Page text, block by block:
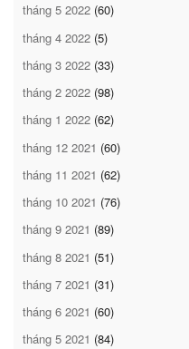
tháng 5 2022 (60)
tháng 4 2022 (5)
tháng 3 2022 (33)
tháng 2 2022 (98)
tháng 1 2022 (62)
tháng 12 2021 (60)
tháng 11 2021 (62)
tháng 10 2021 (76)
tháng 9 2021 (89)
tháng 8 2021 (51)
tháng 7 2021 (31)
tháng 6 2021 (60)
tháng 5 2021 (84)